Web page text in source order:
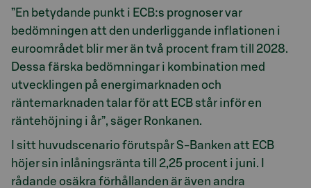
”En betydande punkt i ECB:s prognoser var
bedömningen att den underliggande inflationen i
euroområdet blir mer än två procent fram till 2028.
Dessa färska bedömningar i kombination med
utvecklingen på energimarknaden och
räntemarknaden talar för att ECB står inför en
räntehöjning i år”, säger Ronkanen.
I sitt huvudscenario förutspår S-Banken att ECB
höjer sin inlåningsränta till 2,25 procent i juni. I
rådande osäkra förhållanden är även andra